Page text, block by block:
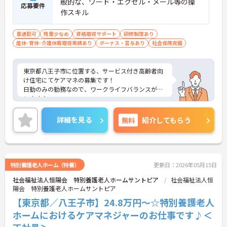
応募要件
作スキル
車通勤可 残業少なめ 資格取得サポート
研修制度あり
産休･育休･介護休暇取得実績あり
ボーナス・賞与あり 社会保険完備
東京都八王子市に位置する、サービス付き高齢者向
け住宅にてケアマネの募集です！
日勤のみの勤務なので、ワークライフバランスが叶
います♪
また、マイカー通勤可能で無料駐車場もあるので、
通勤らくらくです◎
ご興味のある方には、面接対策ポイントなど、さら
に詳細をお話しいたしますのでお気軽にご相談くだ
さい！
詳細を見る 無料 紹介してもらう
特別養護老人ホーム（特養） 更新日：2026年05月15日
社会福祉法人恒陽会 特別養護老人ホームサントピア
社会福祉法人恒
陽会 特別養護老人ホームサントピア
【東京都／八王子市】24.8万円～☆特別養護老人
ホームにおけるケアマネジャーのお仕事です♪＜